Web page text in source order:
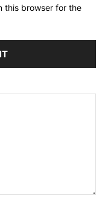
this browser for the